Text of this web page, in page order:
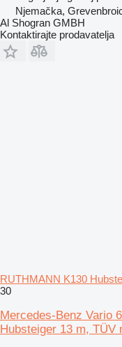
Njemačka,
Al Shogran GMBH
Kontaktirajte prodavatelja
RUTHMANN K130
30
Mercedes-Benz Vario
Hubsteiger 13 m, TÜV